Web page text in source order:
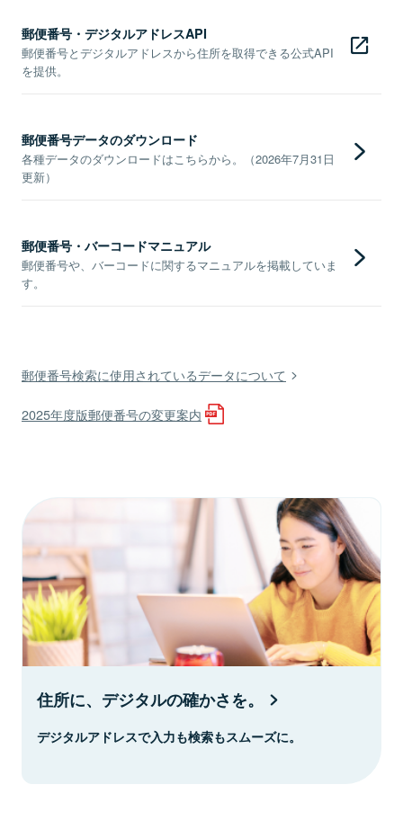
郵便番号・デジタルアドレスAPI
郵便番号とデジタルアドレスから住所を取得できる公式API
を提供。
郵便番号データのダウンロード
各種データのダウンロードはこちらから。（2026年7月31日
更新）
郵便番号・バーコードマニュアル
郵便番号や、バーコードに関するマニュアルを掲載していま
す。
郵便番号検索に使用されているデータについて
2025年度版郵便番号の変更案内
住所に、デジタルの確かさを。
デジタルアドレスで入力も検索もスムーズに。